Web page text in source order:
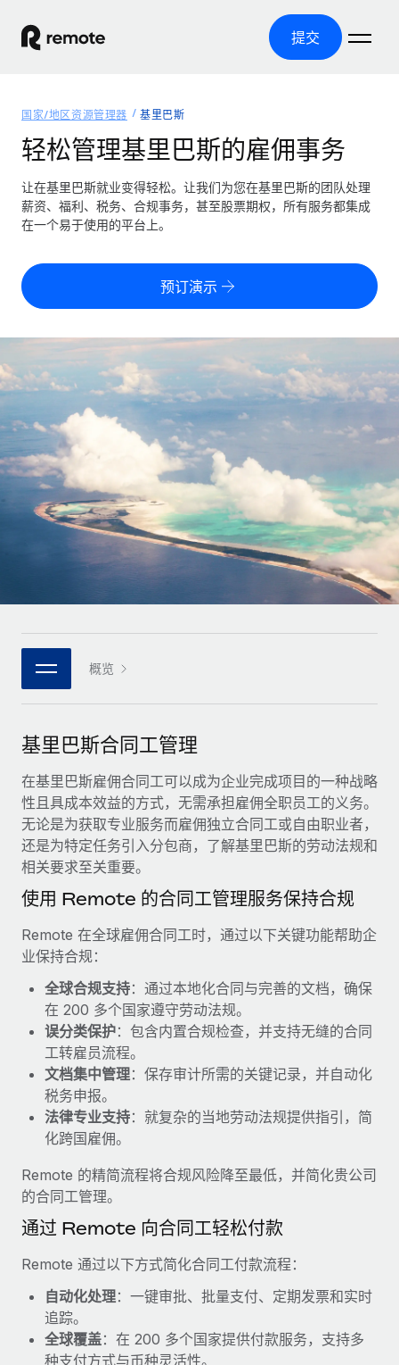
提交
产品
全球招聘
全球薪资管理
轻松运行合规薪资
零实体成本实现全球扩张
全球合规聘用合同工
合同工管理
全球合同工入职与管理
PEO
基础设施
Remote Embedded
将人力资源无缝融入工作流程
团队的内置核心人力资源功能
连接 新的
使用我们的 MCP 将任何人工智能工具与 Remote 平台相连
借助核心业务工具简化流程
服务
咨询专家
获得全球人力资源与合规方面的专家帮助
背景调查
合规守望台
防范合规风险
设备管理
在全球范围内配置和跟踪 IT 设备
实体设立
快速建立合规实体
人员调配与搬迁
轻松搬迁员工
福利
轻松管理员工福利
覆盖全球
美国各州浏览器
Remote 无惧对比
了解我们的竞争优势
成长阶段
初创企业
为成长型企业量身打造的全球敏捷型人力资源与薪资解决方案
中型市场
通过定制化人力资源解决方案扩展团队
与我们携手合作
战略技术合作伙伴
与我们共探合作机遇
Remote Build 即将推出
集成与人工智能自动化咨询
案例研究
Cultivating a Thriving Remote-First Culture in
Partnership with Remote
At a glance Discover the evolution of TheyDo, a pioneering
journey management platform that has...
了解更多
Reverse Tech's strategic partnership with
Remote for contractor management and
payroll
Reverse Tech at a glance Health and wellness startup,
Reverse Tech, partnered with Remote to manage...
了解更多
资源
工具与计算器
误分类风险计算工具
员工成本计算器
计算任何国家的员工总成本
合同工薪酬结算计算器
探索全球合同工的结算货币选项与结算速度
通过 REMOTE 学习
研究与指引
核对表和模板
职位描述库
网络研讨会
活动
新闻室
薪金与人才洞察
洞察中心
获得支持
查看全部资源
博客
Why owned entities are key to maintaining
EOR compliance
As the global workforce continues to expand in response
to the demands of today’s labor market, the...
了解更多
What a Workday global payroll implementation
actually looks like
Most teams hear "payroll implementation" and picture a
six-month project with a dedicated team....
了解更多
定价
中文（简体）
English
Nederlands
Français
Deutsch
Italiano
Português (Portugal)
日本語
한국어
中文（简体）
登录
国家/地区资源管理器 基里巴斯
轻松管理基里巴斯的雇佣事务
让在基里巴斯就业变得轻松。让我们为您在基里巴斯的团队处理
薪资、福利、税务、合规事务，甚至股票期权，所有服务都集成
在一个易于使用的平台上。
预订演示
概览
基里巴斯合同工管理
在基里巴斯雇佣合同工可以成为企业完成项目的一种战略
性且具成本效益的方式，无需承担雇佣全职员工的义务。
无论是为获取专业服务而雇佣独立合同工或自由职业者，
还是为特定任务引入分包商，了解基里巴斯的劳动法规和
相关要求至关重要。
使用 Remote 的合同工管理服务保持合规
Remote 在全球雇佣合同工时，通过以下关键功能帮助企
业保持合规：
全球合规支持：通过本地化合同与完善的文档，确保
在 200 多个国家遵守劳动法规。
误分类保护：包含内置合规检查，并支持无缝的合同
工转雇员流程。
文档集中管理：保存审计所需的关键记录，并自动化
税务申报。
法律专业支持：就复杂的当地劳动法规提供指引，简
化跨国雇佣。
Remote 的精简流程将合规风险降至最低，并简化贵公司
的合同工管理。
通过 Remote 向合同工轻松付款
Remote 通过以下方式简化合同工付款流程：
自动化处理：一键审批、批量支付、定期发票和实时
追踪。
全球覆盖：在 200 多个国家提供付款服务，支持多
种支付方式与币种灵活性。